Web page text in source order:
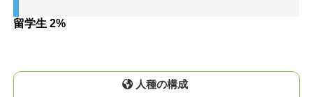
留学生 2%
人種の構成